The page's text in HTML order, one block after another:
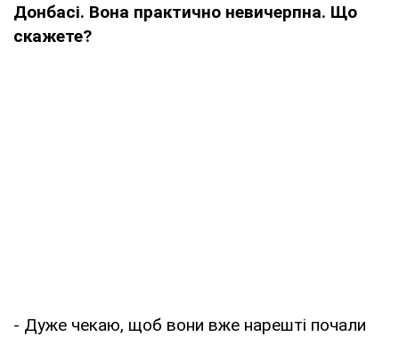
Донбасі. Вона практично невичерпна. Що
скажете?
- Дуже чекаю, щоб вони вже нарешті почали